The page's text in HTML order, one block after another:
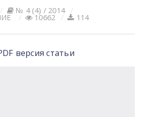
№ 4 (4) / 2014
10662 114
версия статьи